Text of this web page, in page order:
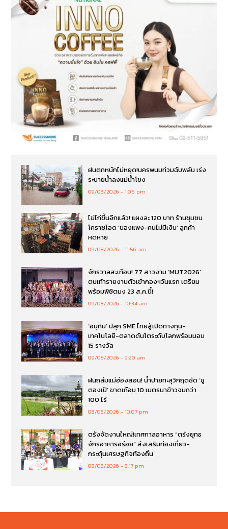
ฝนตกหนักไม่หยุด!นครพนมท่วมฉับพลัน เร่ง
ระบายน้ำลงแม่น้ำโขง
09/08/2026 1:05 pm
ไข่ไก่ขึ้นอีกแล้ว! แผงละ 120 บาท ร้านชุมชน
โคราชโอด ‘ของแพง-คนไม่มีเงิน’ ลูกค้า
หดหาย
09/08/2026 11:56 am
จักรวาลสะเทือน! 77 สาวงาม ‘MUT2026’
ตบเท้ารายงานตัวเข้ากองฯวันแรก เตรียม
พร้อมพิชิตมง 23 ส.ค.นี้!
09/08/2026 10:34 am
‘อนุทิน’ ปลุก SME ไทยสู้เปิดทางทุน-
เทคโนโลยี-ตลาดดันโตระดับโลกพร้อมมอบ
15 รางวัล
09/08/2026 9:20 am
ฝนถล่มแม่ฮ่องสอน! น้ำปายทะลุวิกฤตซัด ‘ซู
ตองเป้’ ขาดเกือบ 10 เมตรนาข้าวจมกว่า
100 ไร่
08/08/2026 10:07 pm
ตรังจัดงานใหญ่!เทศกาลอาหาร “ตรังยุทธ
จักรอาหารอร่อย” ส่งเสริมท่องเที่ยว-
กระตุ้นเศรษฐกิจท้องถิ่น
08/08/2026 8:17 pm